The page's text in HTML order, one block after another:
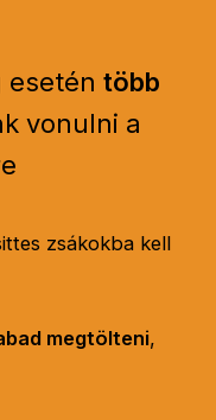
esetén több
vonulni a
zsákokba kell
megtölteni,